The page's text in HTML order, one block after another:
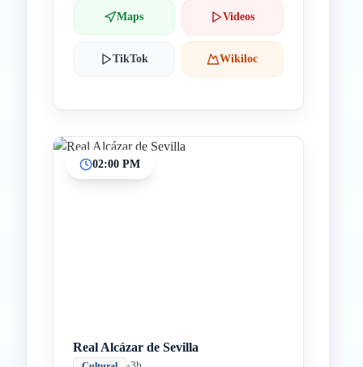
Maps Videos
TikTok Wikiloc
02:00 PM
Real Alcázar de Sevilla